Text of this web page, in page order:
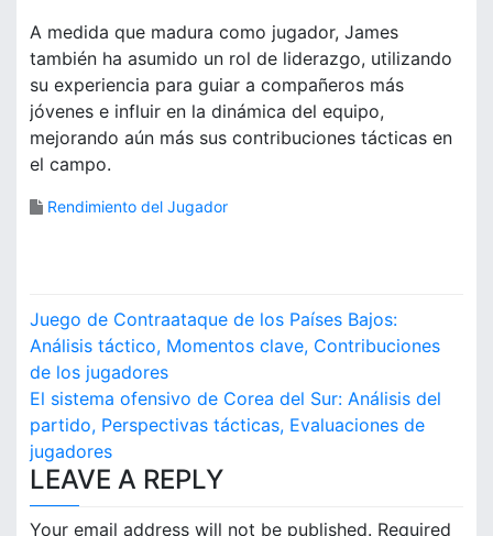
A medida que madura como jugador, James
también ha asumido un rol de liderazgo, utilizando
su experiencia para guiar a compañeros más
jóvenes e influir en la dinámica del equipo,
mejorando aún más sus contribuciones tácticas en
el campo.
Rendimiento del Jugador
P
o
s
t
n
a
Juego de Contraataque de los Países Bajos:
Análisis táctico, Momentos clave, Contribuciones
de los jugadores
El sistema ofensivo de Corea del Sur: Análisis del
partido, Perspectivas tácticas, Evaluaciones de
jugadores
LEAVE A REPLY
Your email address will not be published. Required